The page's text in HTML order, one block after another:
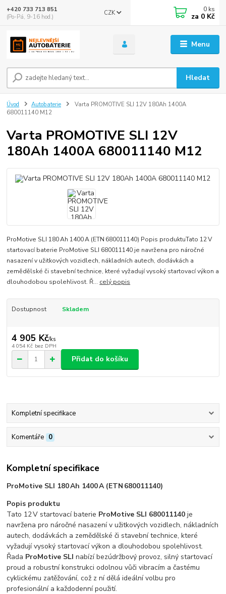
Menu
CZK
Hledat
+420 733 713 851
(Po-Pá, 9-16 hod.)
0 ks
za 0 Kč
Úvod Autobaterie
Varta PROMOTIVE SLI 12V 180Ah 1400A
680011140 M12
Varta PROMOTIVE SLI 12V
180Ah 1400A 680011140 M12
ProMotive SLI 180 Ah 1400 A (ETN 680011140) Popis produktuTato 12 V
startovací baterie ProMotive SLI 680011140 je navržena pro náročné
nasazení v užitkových vozidlech, nákladních autech, dodávkách a
zemědělské či stavební technice, které vyžadují vysoký startovací výkon a
dlouhodobou spolehlivost. Ř... celý popis
Dostupnost Skladem
4 905 Kč/ks
4 054 Kč bez DPH
Přidat do košíku
Kompletní specifikace
Komentáře 0
Kompletní specifikace
ProMotive SLI 180 Ah 1400 A (ETN 680011140)
Popis produktu
Tato 12 V startovací baterie ProMotive SLI 680011140 je
navržena pro náročné nasazení v užitkových vozidlech, nákladních
autech, dodávkách a zemědělské či stavební technice, které
vyžadují vysoký startovací výkon a dlouhodobou spolehlivost.
Řada ProMotive SLI nabízí bezúdržbový provoz, silný startovací
proud a robustní konstrukci odolnou vůči vibracím a častému
cyklickému zatěžování, což z ní dělá ideální volbu pro
profesionální a každodenní použití.